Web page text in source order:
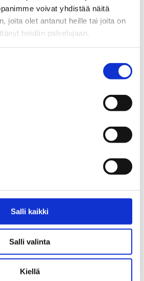
voivat yhdistää näitä
joita olet antanut heille tai joita on
heidän palvelujaan.
Salli kaikki
Salli valinta
Kiellä
0,00€
julistesarja ja tarrat